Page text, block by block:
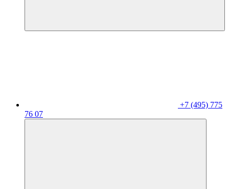
+7 (495) 775
76 07